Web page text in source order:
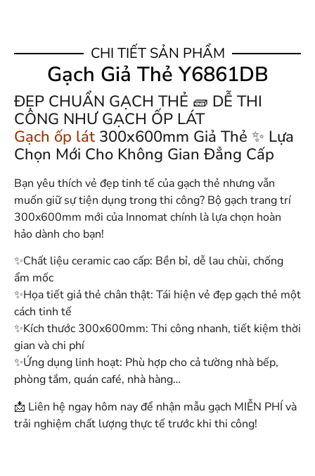
CHI TIẾT SẢN PHẨM
Gạch Giả Thẻ Y6861DB
ĐẸP CHUẨN GẠCH THẺ 🧱 DỄ THI
CÔNG NHƯ GẠCH ỐP LÁT
Gạch ốp lát 300x600mm Giả Thẻ ✨ Lựa
Chọn Mới Cho Không Gian Đẳng Cấp
Bạn yêu thích vẻ đẹp tinh tế của gạch thẻ nhưng vẫn
muốn giữ sự tiện dụng trong thi công? Bộ gạch trang trí
300x600mm mới của Innomat chính là lựa chọn hoàn
hảo dành cho bạn!
✨Chất liệu ceramic cao cấp: Bền bỉ, dễ lau chùi, chống
ẩm mốc
✨Họa tiết giả thẻ chân thật: Tái hiện vẻ đẹp gạch thẻ một
cách tinh tế
✨Kích thước 300x600mm: Thi công nhanh, tiết kiệm thời
gian và chi phí
✨Ứng dụng linh hoạt: Phù hợp cho cả tường nhà bếp,
phòng tắm, quán café, nhà hàng…
📩 Liên hệ ngay hôm nay để nhận mẫu gạch MIỄN PHÍ và
trải nghiệm chất lượng thực tế trước khi thi công!